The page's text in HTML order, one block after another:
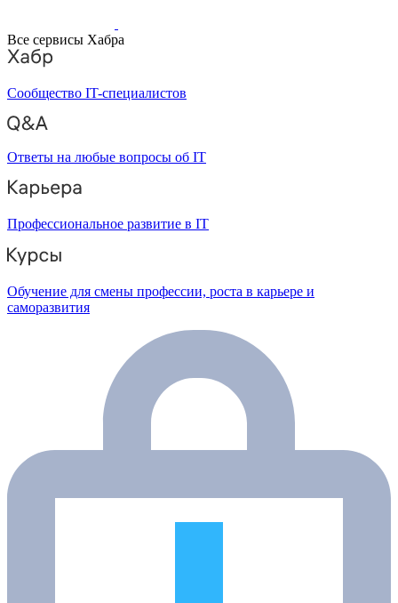
Все сервисы Хабра
Сообщество IT-специалистов
Ответы на любые вопросы об IT
Профессиональное развитие в IT
Обучение для смены профессии, роста в карьере и
саморазвития